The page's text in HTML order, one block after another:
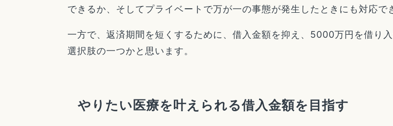
できるか、そしてプライベートで万が一の事態が発生したときにも対応で
一方で、返済期間を短くするために、借入金額を抑え、5000万円を借り
選択肢の一つかと思います。
やりたい医療を叶えられる借入金額を目指す